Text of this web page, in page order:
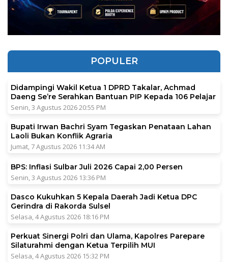
POPULER
Didampingi Wakil Ketua 1 DPRD Takalar, Achmad
Daeng Se’re Serahkan Bantuan PIP Kepada 106 Pelajar
Senin, 3 Agustus 2026 20:55 PM
Bupati Irwan Bachri Syam Tegaskan Penataan Lahan
Laoli Bukan Konflik Agraria
Jumat, 7 Agustus 2026 11:34 AM
BPS: Inflasi Sulbar Juli 2026 Capai 2,00 Persen
Senin, 3 Agustus 2026 13:36 PM
Dasco Kukuhkan 5 Kepala Daerah Jadi Ketua DPC
Gerindra di Rakorda Sulsel
Selasa, 4 Agustus 2026 18:16 PM
Perkuat Sinergi Polri dan Ulama, Kapolres Parepare
Silaturahmi dengan Ketua Terpilih MUI
Selasa, 4 Agustus 2026 15:32 PM